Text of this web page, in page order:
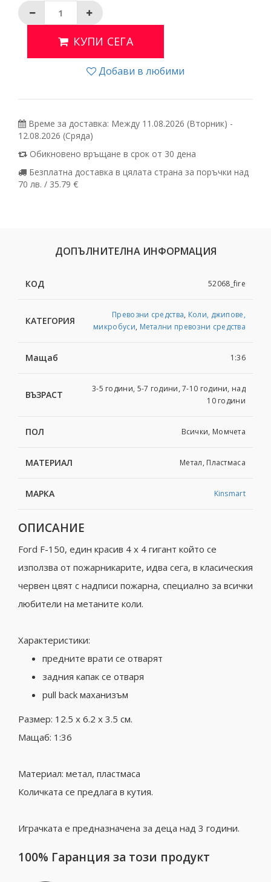
КУПИ СЕГА
Добави в любими
Време за доставка: Между 11.08.2026 (Вторник) -
12.08.2026 (Сряда)
Обикновено връщане в срок от 30 дена
Безплатна доставка в цялата страна за поръчки над
70 лв. / 35.79 €
ДОПЪЛНИТЕЛНА ИНФОРМАЦИЯ
КОД 52068_fire
КАТЕГОРИЯ
Превозни средства, Коли, джипове,
микробуси, Метални превозни средства
Мащаб 1:36
ВЪЗРАСТ
3-5 години, 5-7 години, 7-10 години, над
10 години
ПОЛ Всички, Момчета
МАТЕРИАЛ Метал, Пластмаса
МАРКА Kinsmart
ОПИСАНИЕ
Ford F-150, един красив 4 x 4 гигант който се
използва от пожарникарите, идва сега, в класическия
червен цвят с надписи пожарна, специално за всички
любители на метаните коли.
Характеристики:
предните врати се отварят
задния капак се отваря
pull back маханизъм
Размер: 12.5 x 6.2 x 3.5 см.
Мащаб: 1:36
Материал: метал, пластмаса
Количката се предлага в кутия.
Играчката е предназначена за деца над 3 години.
100% Гаранция за този продукт